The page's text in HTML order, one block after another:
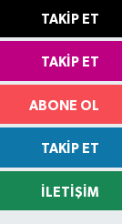
TAKIP ET
TAKIP ET
ABONE OL
TAKIP ET
İLETIŞIM